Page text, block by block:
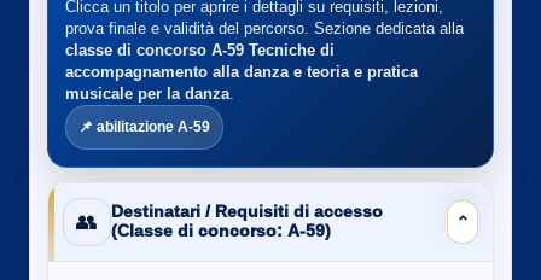
Clicca un titolo per aprire i dettagli su requisiti, lezioni,
prova finale e validità del percorso. Sezione dedicata alla
classe di concorso A-59 Tecniche di
accompagnamento alla danza e teoria e pratica
musicale per la danza
📌 abilitazione A-59
👥
Destinatari / Requisiti di accesso
(Classe di concorso: A-59)
⌄